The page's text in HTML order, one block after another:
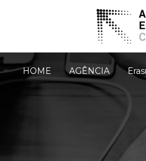
HOME AGÊNCIA